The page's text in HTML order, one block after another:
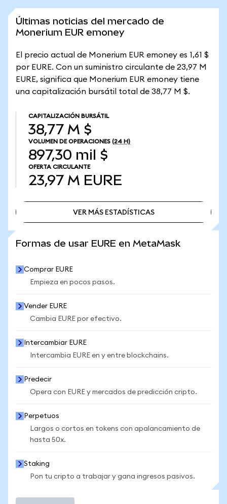
Últimas noticias del mercado de
Monerium EUR emoney
El precio actual de Monerium EUR emoney es 1,61 $
por EURE. Con un suministro circulante de 23,97 M
EURE, significa que Monerium EUR emoney tiene
una capitalización bursátil total de 38,77 M $.
CAPITALIZACIÓN BURSÁTIL
38,77 M $
VOLUMEN DE OPERACIONES (24 H)
897,30 mil $
OFERTA CIRCULANTE
23,97 M EURE
VER MÁS ESTADÍSTICAS
Formas de usar EURE en MetaMask
Comprar EURE
Empieza en pocos pasos.
Vender EURE
Cambia EURE por efectivo.
Intercambiar EURE
Intercambia EURE en y entre blockchains.
Predecir
Opera con EURE y mercados de predicción cripto.
Perpetuos
Largos o cortos en tokens con apalancamiento de
hasta 50x.
Staking
Pon tu cripto a trabajar y gana ingresos pasivos.